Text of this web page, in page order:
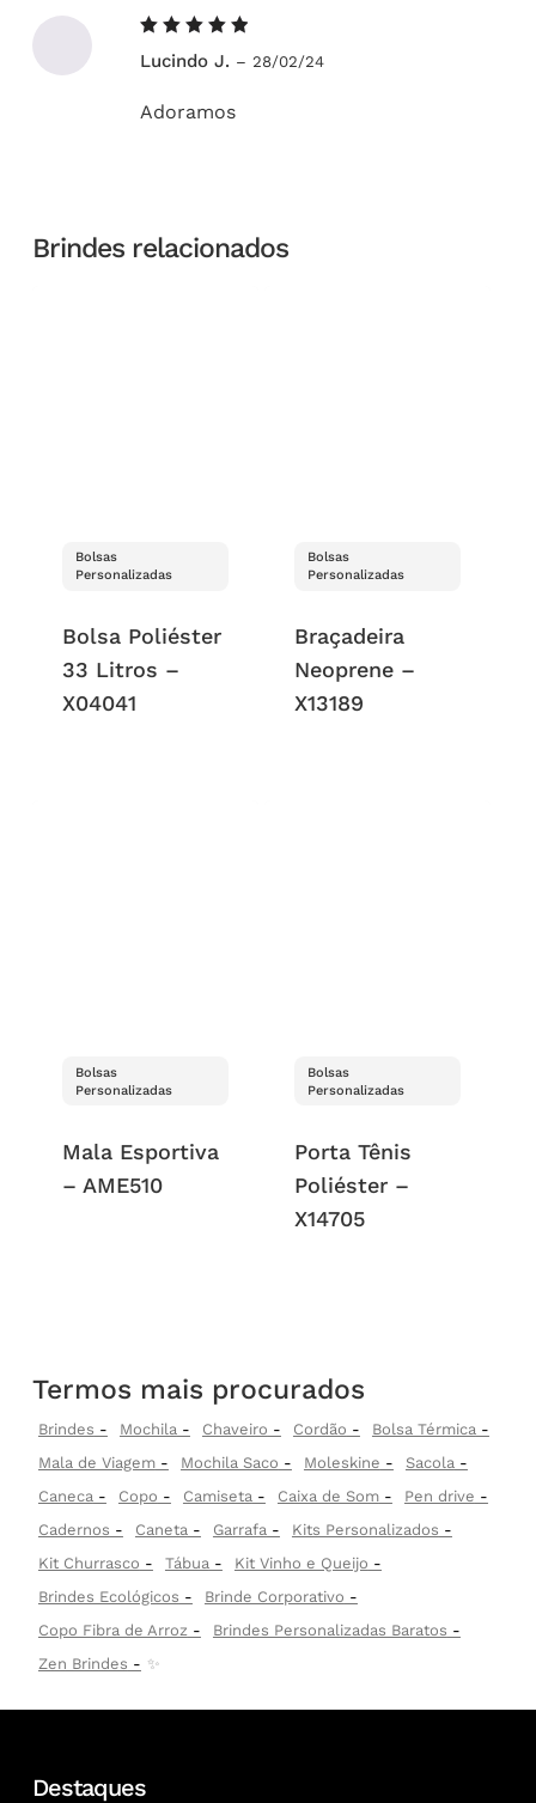
5de 5
Lucindo J. – 28/02/24
Adoramos
Brindes relacionados
Bolsas
Personalizadas
Bolsa Poliéster
33 Litros –
X04041
Bolsas
Personalizadas
Braçadeira
Neoprene –
X13189
Bolsas
Personalizadas
Mala Esportiva
– AME510
Bolsas
Personalizadas
Porta Tênis
Poliéster –
X14705
Termos mais procurados
Brindes Mochila Chaveiro Cordão
Bolsa Térmica
Mala de Viagem
Mochila Saco Moleskine
Sacola
Caneca
Copo Camiseta Caixa de Som
Pen drive
Cadernos
Caneta Garrafa
Kits Personalizados
Kit Churrasco
Tábua
Kit Vinho e Queijo
Brindes Ecológicos
Brinde Corporativo
Copo Fibra de Arroz
Brindes Personalizadas Baratos
Zen Brindes
✨
Destaques